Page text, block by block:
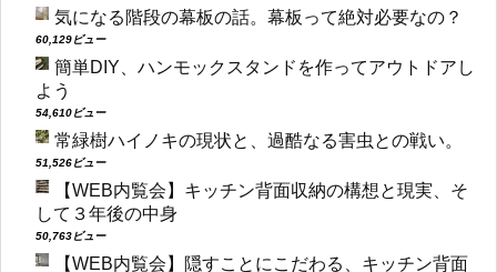
気になる階段の幕板の話。幕板って絶対必要なの？
60,129ビュー
簡単DIY、ハンモックスタンドを作ってアウトドアし
よう
54,610ビュー
常緑樹ハイノキの現状と、過酷なる害虫との戦い。
51,526ビュー
【WEB内覧会】キッチン背面収納の構想と現実、そ
して３年後の中身
50,763ビュー
【WEB内覧会】隠すことにこだわる、キッチン背面